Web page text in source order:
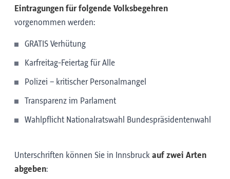
Eintragungen für folgende Volksbegehren
vorgenommen werden:
GRATIS Verhütung
Karfreitag-Feiertag für Alle
Polizei – kritischer Personalmangel
Transparenz im Parlament
Wahlpflicht Nationalratswahl Bundespräsidentenwahl
Unterschriften können Sie in Innsbruck auf zwei Arten
abgeben: